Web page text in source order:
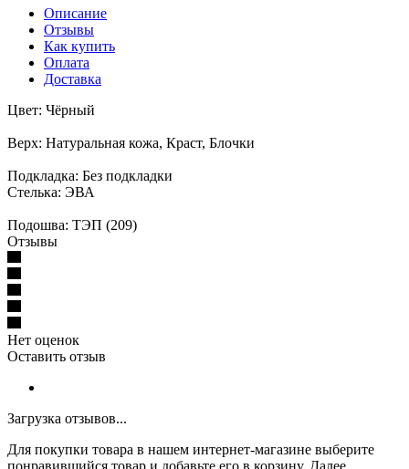
Описание
Отзывы
Как купить
Оплата
Доставка
Цвет: Чёрный
Верх: Натуральная кожа, Краст, Блочки
Подкладка: Без подкладки
Стелька: ЭВА
Подошва: ТЭП (209)
Отзывы
Нет оценок
Оставить отзыв
Загрузка отзывов...
Для покупки товара в нашем интернет-магазине выберите
понравившийся товар и добавьте его в корзину. Далее